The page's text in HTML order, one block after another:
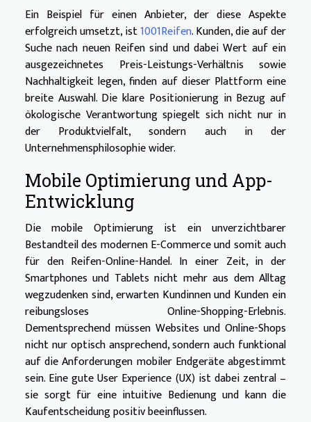
Ein Beispiel für einen Anbieter, der diese Aspekte
erfolgreich umsetzt, ist1001Reifen. Kunden, die auf der
Suche nach neuen Reifen sind und dabei Wert auf ein
ausgezeichnetes Preis-Leistungs-Verhältnis sowie
Nachhaltigkeit legen, finden auf dieser Plattform eine
breite Auswahl. Die klare Positionierung in Bezug auf
ökologische Verantwortung spiegelt sich nicht nur in
der Produktvielfalt, sondern auch in der
Unternehmensphilosophie wider.
Mobile Optimierung und App-
Entwicklung
Die mobile Optimierung ist ein unverzichtbarer
Bestandteil des modernen E-Commerce und somit auch
für den Reifen-Online-Handel. In einer Zeit, in der
Smartphones und Tablets nicht mehr aus dem Alltag
wegzudenken sind, erwarten Kundinnen und Kunden ein
reibungsloses Online-Shopping-Erlebnis.
Dementsprechend müssen Websites und Online-Shops
nicht nur optisch ansprechend, sondern auch funktional
auf die Anforderungen mobiler Endgeräte abgestimmt
sein. Eine gute User Experience (UX) ist dabei zentral –
sie sorgt für eine intuitive Bedienung und kann die
Kaufentscheidung positiv beeinflussen.